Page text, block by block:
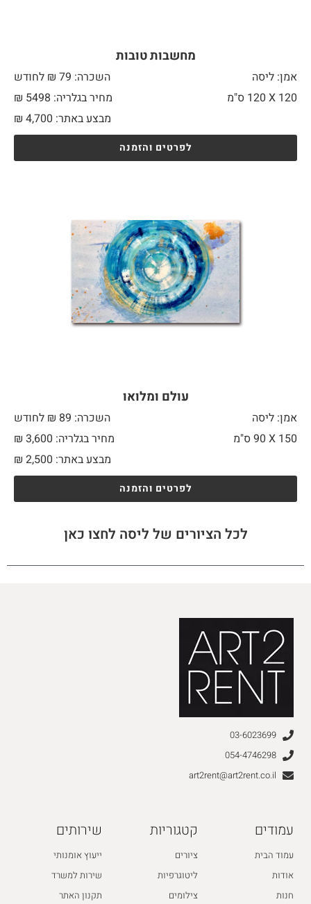
מחשבות טובות
אמן: ליסה
השכרה: 79 ₪ לחודש
120 X
מחיר בגלריה: 5498 ₪
מבצע באתר:
₪ 4,700
לפרטים והזמנה
עולם ומלואו
אמן: ליסה
השכרה: 89 ₪ לחודש
150 X
מחיר בגלריה: 3,600 ₪
מבצע באתר:
₪ 2,500
לפרטים והזמנה
לכל הציורים של ליסה לחצו כאן
03-6023699
054-4746298
art2rent@art2rent.co.il
עמודים
עמוד הבית
אודות
חנות
קטגוריות
ציורים
ליטוגרפיות
צילומים
שירותים
ייעוץ אומנותי
שירות למשרד
תקנון האתר